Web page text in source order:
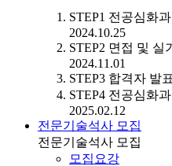
STEP1 전공심화
2024.10.25
STEP2 면접 및 실
2024.11.01
STEP3 합격자 발표
STEP4 전공심화
2025.02.12
전문기술석사 모집
전문기술석사 모집
모집요강